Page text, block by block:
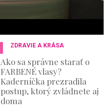
ZDRAVIE A KRÁSA
Ako sa správne starať o
FARBENÉ vlasy?
Kaderníčka prezradila
postup, ktorý zvládnete aj
doma